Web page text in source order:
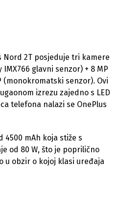
Nord 2T posjeduje tri kamere
glavni senzor) + 8 MP
(monokromatski senzor). Ovi
izrezu zajedno s LED
telefona nalazi se OnePlus
4500 mAh koja stiže s
od 80 W, što je poprilično
u obzir o kojoj klasi uređaja